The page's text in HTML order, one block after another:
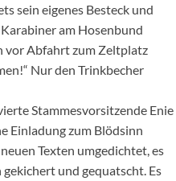
sein eigenes Besteck und
am Hosenbund
vor Abfahrt zum Zeltplatz
Nur den Trinkbecher
Stammesvorsitzende Enie
Einladung zum Blödsinn
Texten umgedichtet, es
und gequatscht. Es